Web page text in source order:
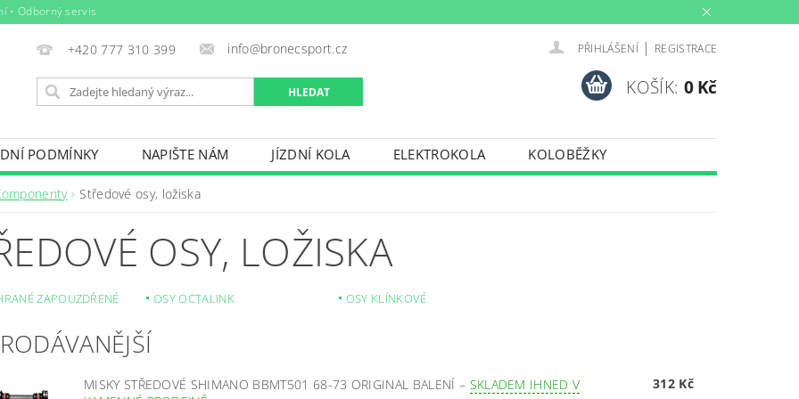
• Odborný servis
+420 777 310 399 info@bronecsport.cz PŘIHLÁŠENÍ | REGISTRACE
KOŠÍK: 0 Kč
PODMÍNKY NAPIŠTE NÁM JÍZDNÍ KOLA ELEKTROKOLA
KOLOBĚŽKY
DOPLŇKY TRETRY
BAZÉNY VÝPRODEJ PŮJČOVNÍ ŘÁD
Středové osy, ložiska
OSY, LOŽISKA
ZAPOUZDŘENÉ OSY OCTALINK OSY KLÍNKOVÉ
MISKY STŘEDOVÉ SHIMANO BBMT501 68-73 ORIGINAL BALENÍ – SKLADEM IHNED V
312 Kč